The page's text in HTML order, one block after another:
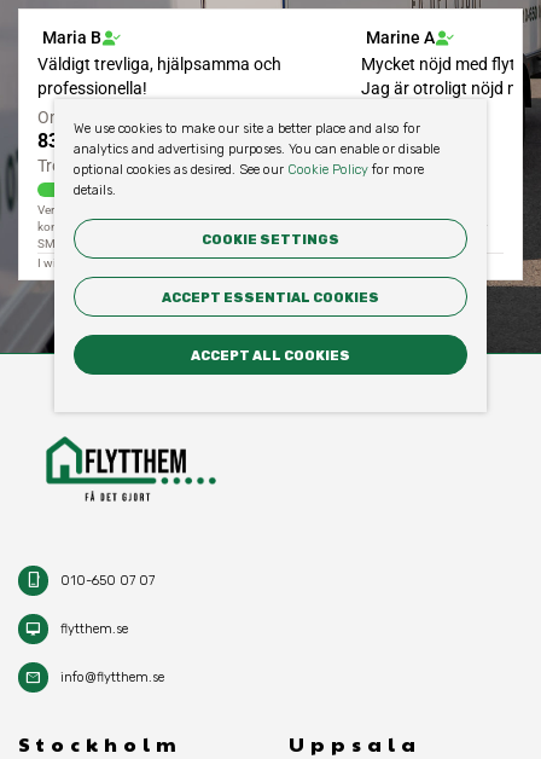
phone_iphone 010-650 07 07
desktop_mac flytthem.se
mail info@flytthem.se
Stockholm Uppsala
We use cookies to make our site a better place and also for
analytics and advertising purposes. You can enable or disable
optional cookies as desired. See our Cookie Policyfor more
details.
COOKIE SETTINGS
ACCEPT ESSENTIAL COOKIES
ACCEPT ALL COOKIES